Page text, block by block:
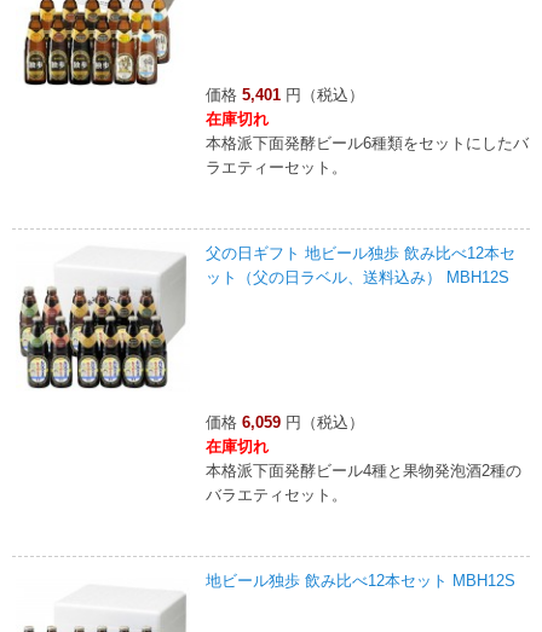
価格 5,401 円（税込）
在庫切れ
本格派下面発酵ビール6種類をセットにしたバ
ラエティーセット。
父の日ギフト 地ビール独歩 飲み比べ12本セ
ット（父の日ラベル、送料込み） MBH12S
価格 6,059 円（税込）
在庫切れ
本格派下面発酵ビール4種と果物発泡酒2種の
バラエティセット。
地ビール独歩 飲み比べ12本セット MBH12S